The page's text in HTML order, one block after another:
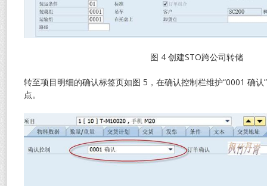
图 4 创建STO跨公司转储
转至项目明细的确认标签页如图 5，在确认控制栏维护“0001 确
点。